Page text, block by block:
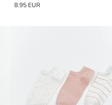
8.95 EUR